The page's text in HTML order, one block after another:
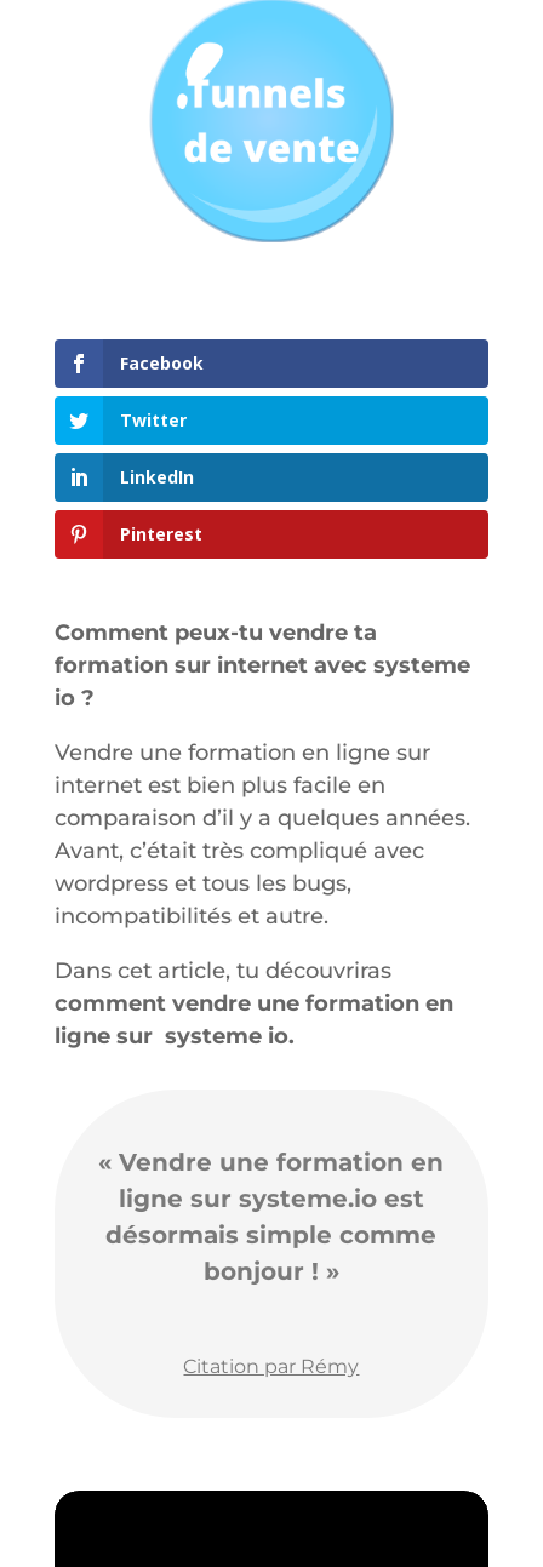
Facebook
Twitter
LinkedIn
Pinterest
Comment peux-tu vendre ta
formation sur internet avec systeme
io ?
Vendre une formation en ligne sur
internet est bien plus facile en
comparaison d’il y a quelques années.
Avant, c’était très compliqué avec
wordpress et tous les bugs,
incompatibilités et autre.
Dans cet article, tu découvriras
comment vendre une formation en
ligne sur systeme io.
« Vendre une formation en
ligne sur systeme.io est
désormais simple comme
bonjour ! »
Citation par Rémy